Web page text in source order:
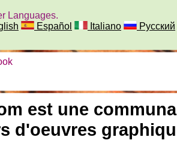
Languages.
Español Italiano Русский
est une
d'oeuvres